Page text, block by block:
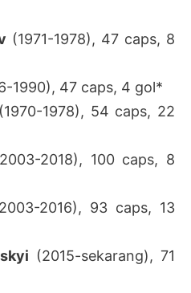
(1971-1978), 47 caps, 8
1990), 47 caps, 4 gol*
(1970-1978), 54 caps, 22
2018), 100 caps, 8
2016), 93 caps, 13
(2015-sekarang), 71